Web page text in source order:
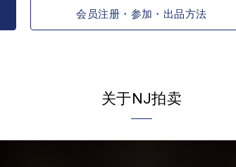
会员注册・参加・出品方法
关于NJ拍卖